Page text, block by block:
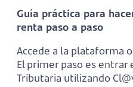
Guía práctica para
renta paso a paso
Accede a la plataforma
El primer paso es entrar
Tributaria utilizando